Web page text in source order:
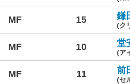
MF 15 鎌
(ク
MF 10
(ア
MF 11 前
(セ